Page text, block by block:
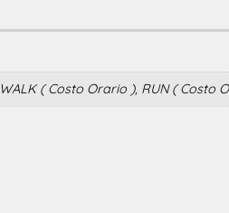
WALK ( Costo Orario ), RUN ( Costo